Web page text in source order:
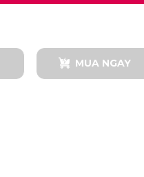
MUA NGAY